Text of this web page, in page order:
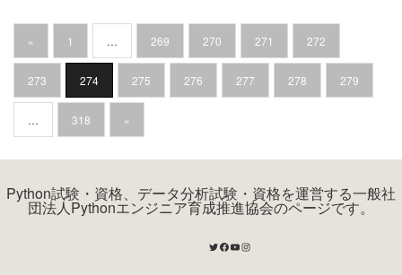
« 1 … 269 270 271 272
273 274 275 276 277 278 279
… 318 »
Python試験・資格、データ分析試験・資格を運営する一般社
団法人Pythonエンジニア育成推進協会のページです。
Twitter
Facebook
YouTube
Instagram